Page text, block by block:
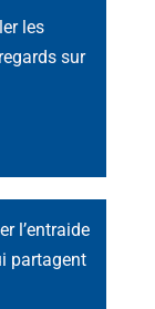
les
sur
l’entraide
partagent